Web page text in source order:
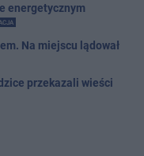
energetycznym
Na miejscu lądował
przekazali wieści